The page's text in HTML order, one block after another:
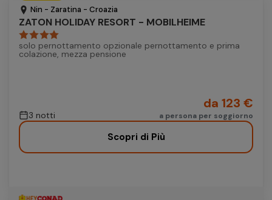
Nin - Zaratina - Croazia
ZATON HOLIDAY RESORT - MOBILHEIME
solo pernottamento opzionale pernottamento e prima
colazione, mezza pensione
3 notti
da 123 €
a persona per soggiorno
Scopri di Più